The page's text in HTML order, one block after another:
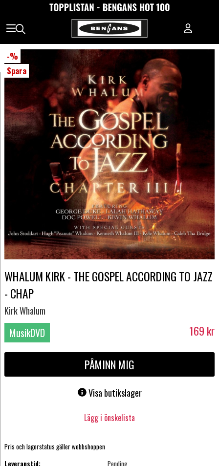
-%
Spara
WHALUM KIRK - THE GOSPEL ACCORDING TO JAZZ
- CHAP
Kirk Whalum
MusikDVD 169 kr
PÅMINN MIG
Visa butikslager
Lägg i önskelista
Pris och lagerstatus gäller webbshoppen
Leveranstid:
Pending